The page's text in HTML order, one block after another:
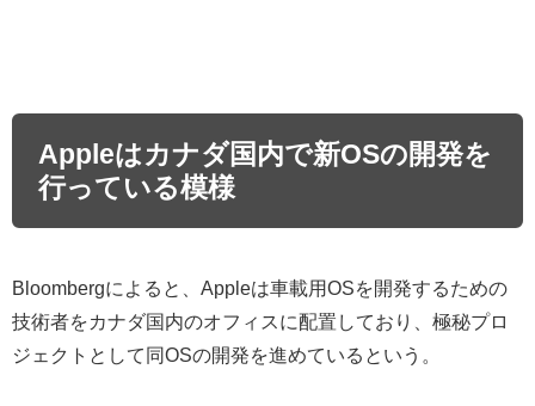
Appleはカナダ国内で新OSの開発を
行っている模様
Bloombergによると、Appleは車載用OSを開発するための
技術者をカナダ国内のオフィスに配置しており、極秘プロ
ジェクトとして同OSの開発を進めているという。